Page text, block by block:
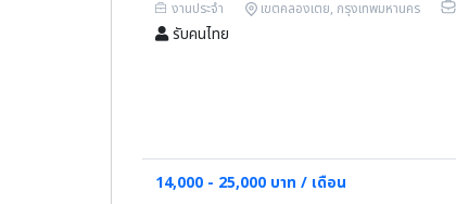
งานประจำ เขตคลองเตย, กรุงเทพมหานคร
รับคนไทย
14,000 - 25,000 บาท / เดือน